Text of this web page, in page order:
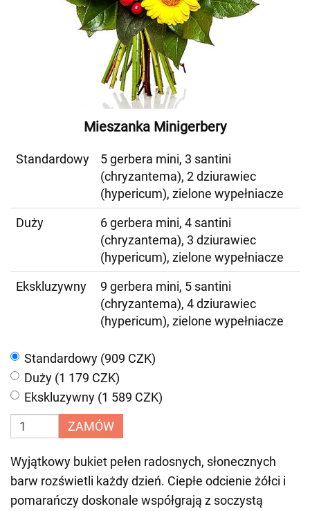
Mieszanka Minigerbery
Standardowy
5 gerbera mini, 3 santini
(chryzantema), 2 dziurawiec
(hypericum), zielone wypełniacze
Duży
6 gerbera mini, 4 santini
(chryzantema), 3 dziurawiec
(hypericum), zielone wypełniacze
Ekskluzywny
9 gerbera mini, 5 santini
(chryzantema), 4 dziurawiec
(hypericum), zielone wypełniacze
Standardowy (909 CZK)
Duży (1 179 CZK)
Ekskluzywny (1 589 CZK)
ZAMÓW
Wyjątkowy bukiet pełen radosnych, słonecznych
barw rozświetli każdy dzień. Ciepłe odcienie żółci i
pomarańczy doskonale współgrają z soczystą